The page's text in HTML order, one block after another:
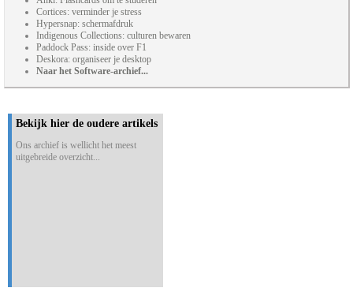
Cortices: verminder je stress
Hypersnap: schermafdruk
Indigenous Collections: culturen bewaren
Paddock Pass: inside over F1
Deskora: organiseer je desktop
Naar het Software-archief...
Bekijk hier de oudere artikels
Ons archief is wellicht het meest
uitgebreide overzicht...